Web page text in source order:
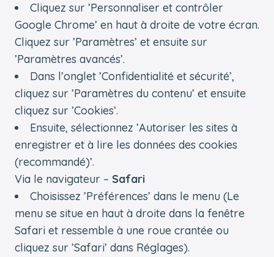
Cliquez sur ’Personnaliser et contrôler
Google Chrome’ en haut à droite de votre écran.
Cliquez sur ’Paramètres’ et ensuite sur
’Paramètres avancés’.
Dans l’onglet ’Confidentialité et sécurité’,
cliquez sur ’Paramètres du contenu’ et ensuite
cliquez sur ’Cookies’.
Ensuite, sélectionnez ’Autoriser les sites à
enregistrer et à lire les données des cookies
(recommandé)’.
Via le navigateur – Safari
Choisissez ’Préférences’ dans le menu (Le
menu se situe en haut à droite dans la fenêtre
Safari et ressemble à une roue crantée ou
cliquez sur ’Safari’ dans Réglages).